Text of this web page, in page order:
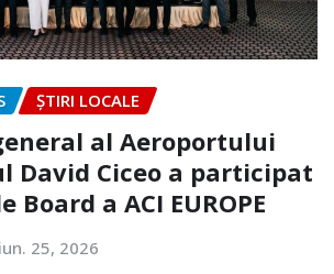
ȘTIRI LOCALE
al Aeroportului
David Ciceo a participat
Board a ACI EUROPE
iun. 25, 2026